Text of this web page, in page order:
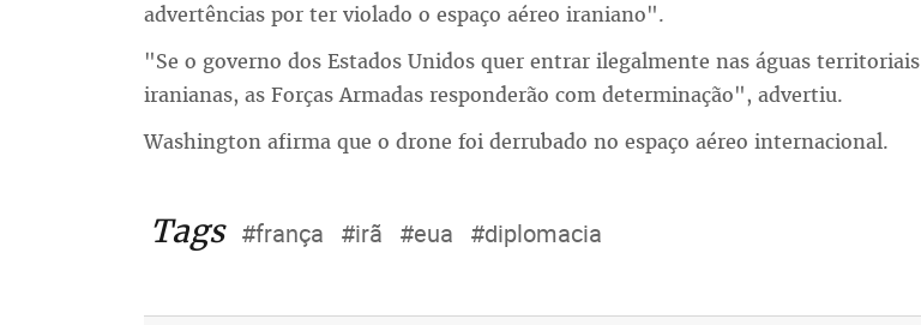
advertências por ter violado o espaço aéreo iraniano".
"Se o governo dos Estados Unidos quer entrar ilegalmente nas águas territoriais
iranianas, as Forças Armadas responderão com determinação", advertiu.
Washington afirma que o drone foi derrubado no espaço aéreo internacional.
Tags #frança #irã #eua #diplomacia